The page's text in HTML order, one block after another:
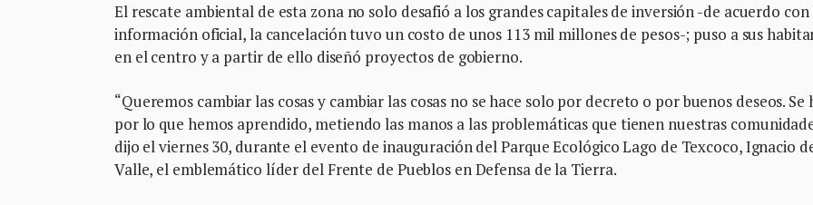
El rescate ambiental de esta zona no solo desafió a los grandes capitales de inversión -de acuerdo con
información oficial, la cancelación tuvo un costo de unos 113 mil millones de pesos-; puso a sus
en el centro y a partir de ello diseñó proyectos de gobierno.
“Queremos cambiar las cosas y cambiar las cosas no se hace solo por decreto o por buenos deseos. Se
por lo que hemos aprendido, metiendo las manos a las problemáticas que tienen nuestras
dijo el viernes 30, durante el evento de inauguración del Parque Ecológico Lago de Texcoco, Ignacio
Valle, el emblemático líder del Frente de Pueblos en Defensa de la Tierra.